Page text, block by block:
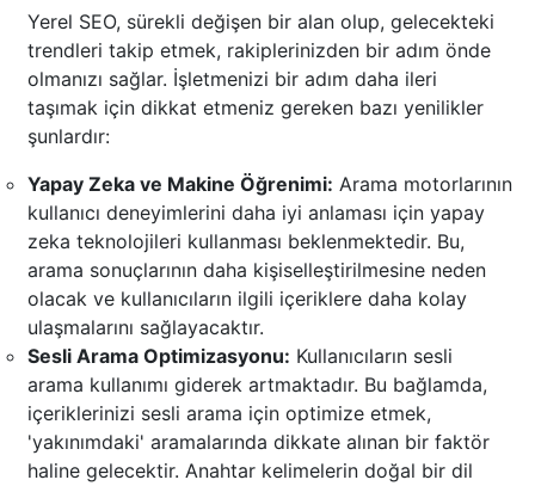
Yerel SEO, sürekli değişen bir alan olup, gelecekteki
trendleri takip etmek, rakiplerinizden bir adım önde
olmanızı sağlar. İşletmenizi bir adım daha ileri
taşımak için dikkat etmeniz gereken bazı yenilikler
şunlardır:
Yapay Zeka ve Makine Öğrenimi: Arama motorlarının
kullanıcı deneyimlerini daha iyi anlaması için yapay
zeka teknolojileri kullanması beklenmektedir. Bu,
arama sonuçlarının daha kişiselleştirilmesine neden
olacak ve kullanıcıların ilgili içeriklere daha kolay
ulaşmalarını sağlayacaktır.
Sesli Arama Optimizasyonu: Kullanıcıların sesli
arama kullanımı giderek artmaktadır. Bu bağlamda,
içeriklerinizi sesli arama için optimize etmek,
'yakınımdaki' aramalarında dikkate alınan bir faktör
haline gelecektir. Anahtar kelimelerin doğal bir dil